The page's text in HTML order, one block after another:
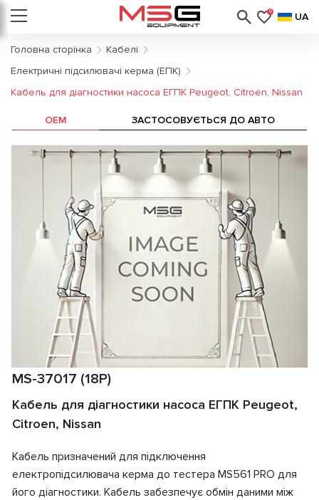
0 UA
Головна сторінка
Кабелі
Електричні підсилювачі керма (ЕПК)
Кабель для діагностики насоса ЕГПК Peugeot, Citroen, Nissan
MS-37017 (18P)
Кабель для діагностики насоса ЕГПК Peugeot,
Citroen, Nissan
Кабель призначений для підключення
електропідсилювача керма до тестера MS561 PRO для
його діагностики. Кабель забезпечує обмін даними між
OEM ЗАСТОСОВУЄТЬСЯ ДО АВТО